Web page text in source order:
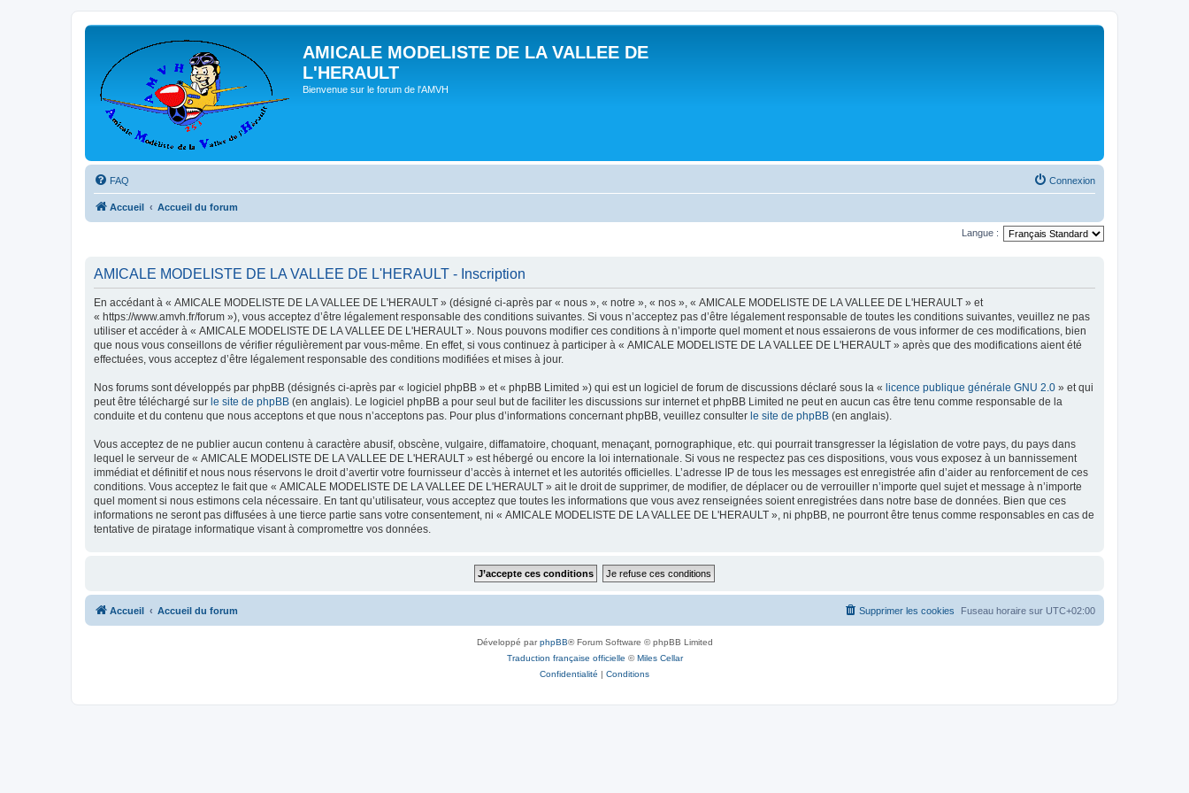
AMICALE MODELISTE DE LA VALLEE DE
L'HERAULT
Bienvenue sur le forum de l'AMVH
FAQ Connexion
Accueil Accueil du forum
Langue :
AMICALE MODELISTE DE LA VALLEE DE L'HERAULT - Inscription
En accédant à « AMICALE MODELISTE DE LA VALLEE DE L'HERAULT » (désigné ci-après par « nous », « notre », « nos », « AMICALE MODELISTE DE LA VALLEE DE L'HERAULT » et
« https://www.amvh.fr/forum »), vous acceptez d’être légalement responsable des conditions suivantes. Si vous n’acceptez pas d’être légalement responsable de toutes les conditions suivantes, veuillez ne pas
utiliser et accéder à « AMICALE MODELISTE DE LA VALLEE DE L'HERAULT ». Nous pouvons modifier ces conditions à n’importe quel moment et nous essaierons de vous informer de ces modifications, bien
que nous vous conseillons de vérifier régulièrement par vous-même. En effet, si vous continuez à participer à « AMICALE MODELISTE DE LA VALLEE DE L'HERAULT » après que des modifications aient été
effectuées, vous acceptez d’être légalement responsable des conditions modifiées et mises à jour.
Nos forums sont développés par phpBB (désignés ci-après par « logiciel phpBB » et « phpBB Limited ») qui est un logiciel de forum de discussions déclaré sous la « licence publique générale GNU 2.0 » et qui
peut être téléchargé sur le site de phpBB (en anglais). Le logiciel phpBB a pour seul but de faciliter les discussions sur internet et phpBB Limited ne peut en aucun cas être tenu comme responsable de la
conduite et du contenu que nous acceptons et que nous n’acceptons pas. Pour plus d’informations concernant phpBB, veuillez consulter le site de phpBB (en anglais).
Vous acceptez de ne publier aucun contenu à caractère abusif, obscène, vulgaire, diffamatoire, choquant, menaçant, pornographique, etc. qui pourrait transgresser la législation de votre pays, du pays dans
lequel le serveur de « AMICALE MODELISTE DE LA VALLEE DE L'HERAULT » est hébergé ou encore la loi internationale. Si vous ne respectez pas ces dispositions, vous vous exposez à un bannissement
immédiat et définitif et nous nous réservons le droit d’avertir votre fournisseur d’accès à internet et les autorités officielles. L’adresse IP de tous les messages est enregistrée afin d’aider au renforcement de ces
conditions. Vous acceptez le fait que « AMICALE MODELISTE DE LA VALLEE DE L'HERAULT » ait le droit de supprimer, de modifier, de déplacer ou de verrouiller n’importe quel sujet et message à n’importe
quel moment si nous estimons cela nécessaire. En tant qu’utilisateur, vous acceptez que toutes les informations que vous avez renseignées soient enregistrées dans notre base de données. Bien que ces
informations ne seront pas diffusées à une tierce partie sans votre consentement, ni « AMICALE MODELISTE DE LA VALLEE DE L'HERAULT », ni phpBB, ne pourront être tenus comme responsables en cas de
tentative de piratage informatique visant à compromettre vos données.
Accueil Accueil du forum Fuseau horaire sur UTC+02:00
Supprimer les cookies
Développé parphpBB® Forum Software © phpBB Limited
Traduction française officielle ©Miles Cellar
Confidentialité | Conditions